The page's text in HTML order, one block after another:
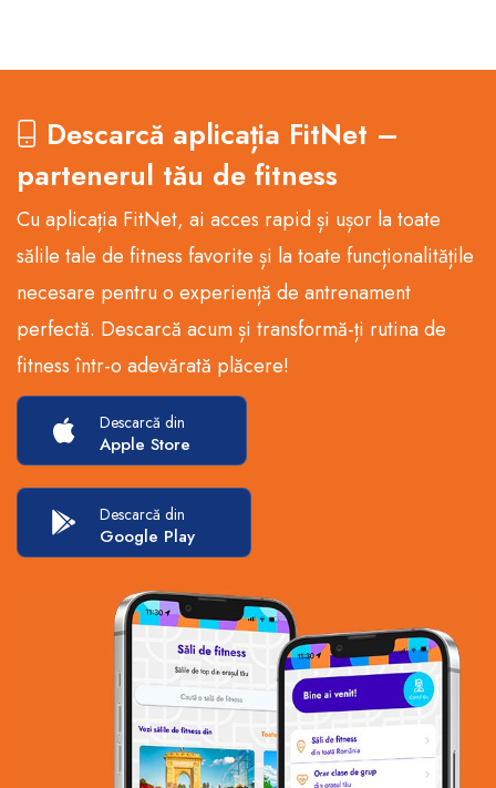
Descarcă aplicația FitNet –
partenerul tău de fitness
Cu aplicația FitNet, ai acces rapid și ușor la toate
sălile tale de fitness favorite și la toate funcționalitățile
necesare pentru o experiență de antrenament
perfectă. Descarcă acum și transformă-ți rutina de
fitness într-o adevărată plăcere!
Descarcă din
Apple Store
Descarcă din
Google Play